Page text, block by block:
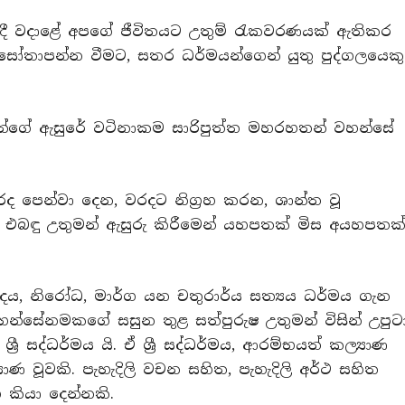
වදාළේ අපගේ ජීවිතයට උතුම් රැකවරණයක් ඇතිකර
වීමට, සතර ධර්මයන්ගෙන් යුතු පුද්ගලයෙකු
ඇසුරේ වටිනාකම සාරිපුත්ත මහරහතන් වහන්සේ
පෙන්වා දෙන, වරදට නිග්‍රහ කරන, ශාන්ත වූ
උතුමන් ඇසුරු කිරීමෙන් යහපතක් මිස
නිරෝධ, මාර්ග යන චතුරාර්ය සත්‍යය ධර්මය ගැන
සසුන තුළ සත්පුරුෂ උතුමන් විසින්
සද්ධර්මය යි. ඒ ශ්‍රී සද්ධර්මය, ආරම්භයත් කල්‍යාණ
වූවකි. පැහැදිලි වචන සහිත, පැහැදිලි අර්ථ සහිත
දෙන්නකි.